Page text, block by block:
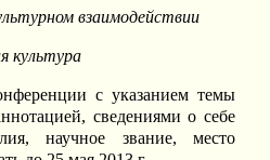
взаимодействии
культура
с указанием темы
сведениями о себе
научное звание, место